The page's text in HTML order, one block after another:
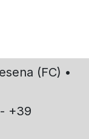
(FC) •
- +39